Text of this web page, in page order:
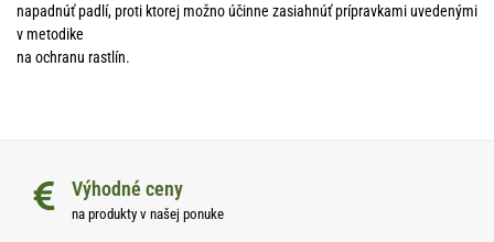
napadnúť padlí, proti ktorej možno účinne zasiahnúť prípravkami uvedenými
v metodike
na ochranu rastlín.
Výhodné ceny
na produkty v našej ponuke